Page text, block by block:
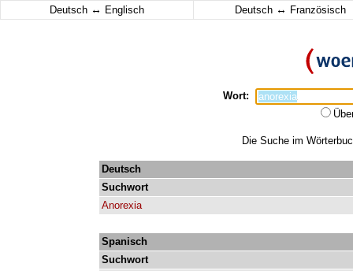
Deutsch ↔ Englisch Deutsch ↔ Französisch
Wort:
Die Suche im
Deutsch
Suchwort
Anorexia
Spanisch
Suchwort